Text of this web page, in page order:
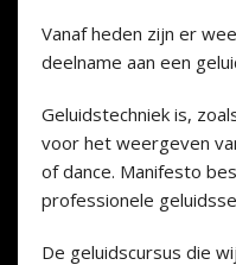
Vanaf heden zijn er
deelname aan een
Geluidstechniek is,
voor het weergeven
of dance. Manifesto
professionele
De geluidscursus die